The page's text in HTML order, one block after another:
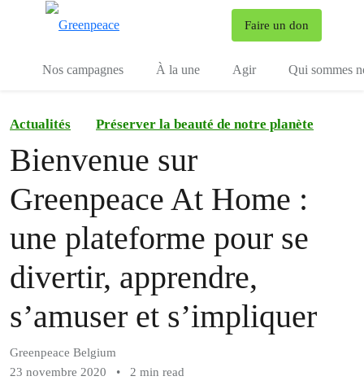
Faire un don
Nos campagnes À la une Agir Qui sommes
Actualités Préserver la beauté de notre planète
Bienvenue sur
Greenpeace At Home :
une plateforme pour se
divertir, apprendre,
s’amuser et s’impliquer
Greenpeace Belgium
23 novembre 2020
• 2 min read